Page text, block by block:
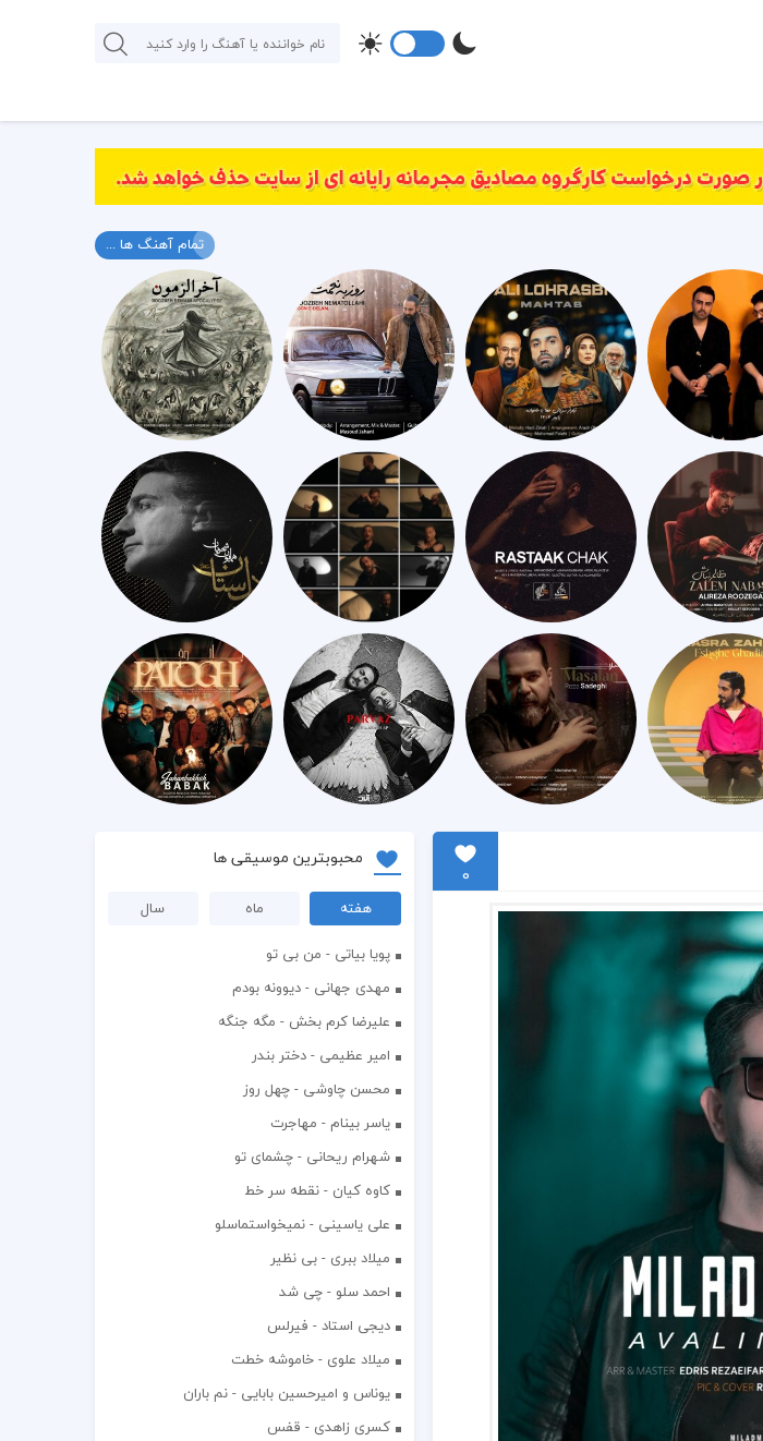
تمام آهنگ ها ...
0
محبوبترین موسیقی ها
هفته ماه
سال
پویا بیاتی - من بی تو
مهدی جهانی - دیوونه بودم
علیرضا کرم بخش - مگه جنگه
امیر عظیمی - دختر بندر
محسن چاوشی - چهل روز
یاسر بینام - مهاجرت
شهرام ریحانی - چشمای تو
کاوه کیان - نقطه سر خط
علی یاسینی - نمیخواستماسلو
میلاد ببری - بی نظیر
احمد سلو - چی شد
دیجی استاد - فیرلس
میلاد علوی - خاموشه خطت
یوناس و امیرحسین بابایی - نم باران
کسری زاهدی - قفس